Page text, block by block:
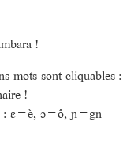
!
mots sont cliquables :
!
: ɛ=è, ɔ=ô, ɲ=gn